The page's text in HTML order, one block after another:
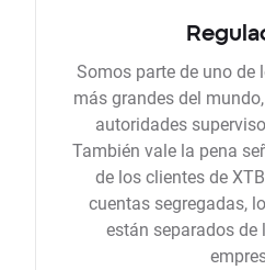
Somos parte de uno de
más grandes del
autoridades
También vale la pena
de los clientes de
cuentas segregadas,
están separados de